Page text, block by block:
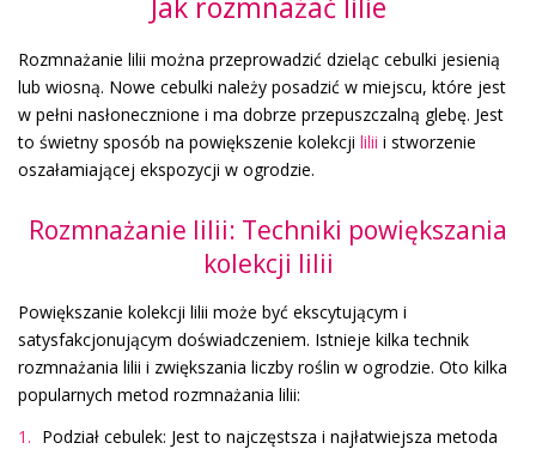
Rozmnażanie lilii można przeprowadzić dzieląc cebulki jesienią
lub wiosną. Nowe cebulki należy posadzić w miejscu, które jest
w pełni nasłonecznione i ma dobrze przepuszczalną glebę. Jest
to świetny sposób na powiększenie kolekcji lilii i stworzenie
oszałamiającej ekspozycji w ogrodzie.
Rozmnażanie lilii: Techniki powiększania
kolekcji lilii
Powiększanie kolekcji lilii może być ekscytującym i
satysfakcjonującym doświadczeniem. Istnieje kilka technik
rozmnażania lilii i zwiększania liczby roślin w ogrodzie. Oto kilka
popularnych metod rozmnażania lilii:
Podział cebulek: Jest to najczęstsza i najłatwiejsza metoda